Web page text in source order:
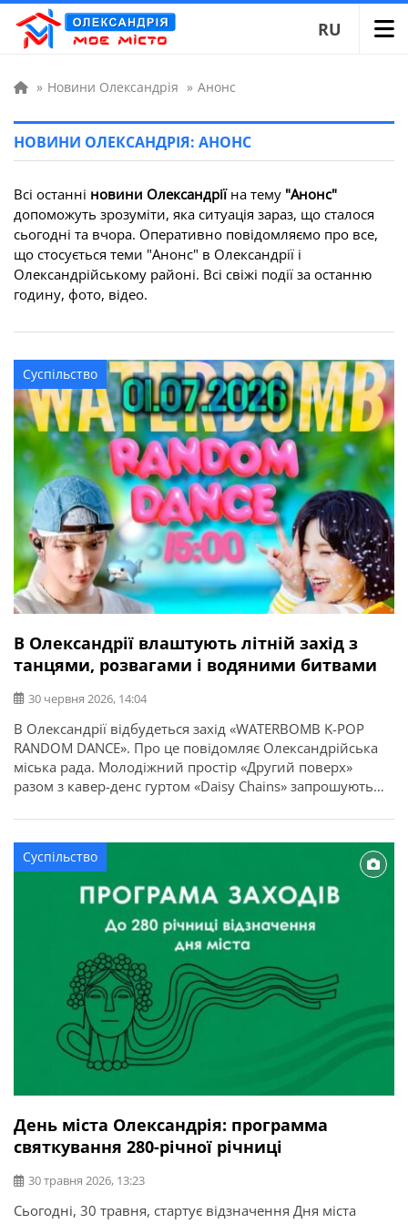
RU
» Новини Олександрія » Анонс
НОВИНИ ОЛЕКСАНДРІЯ: АНОНС
Всі останні новини Олександріїна тему "Анонс"
допоможуть зрозуміти, яка ситуація зараз, що сталося
сьогодні та вчора. Оперативно повідомляємо про все,
що стосується теми "Анонс" в Олександрії і
Олександрійському районі. Всі свіжі події за останню
годину, фото, відео.
Суспільство
В Олександрії влаштують літній захід з
танцями, розвагами і водяними битвами
30 червня 2026, 14:04
В Олександрії відбудеться захід «WATERBOMB K-POP
RANDOM DANCE». Про це повідомляє Олександрійська
міська рада. Молодіжний простір «Другий поверх»
разом з кавер-денс гуртом «Daisy Chains» запрошують
танці, водяні розваги та живе спілкування. Коли: 1
липня Час: 15:00 Де: парк Шевченка, біля фонтану
Участь: безкоштовна На учасників чекають: Крім […]
Суспільство
День міста Олександрія: программа
святкування 280-річної річниці
30 травня 2026, 13:23
Сьогодні, 30 травня, стартує відзначення Дня міста